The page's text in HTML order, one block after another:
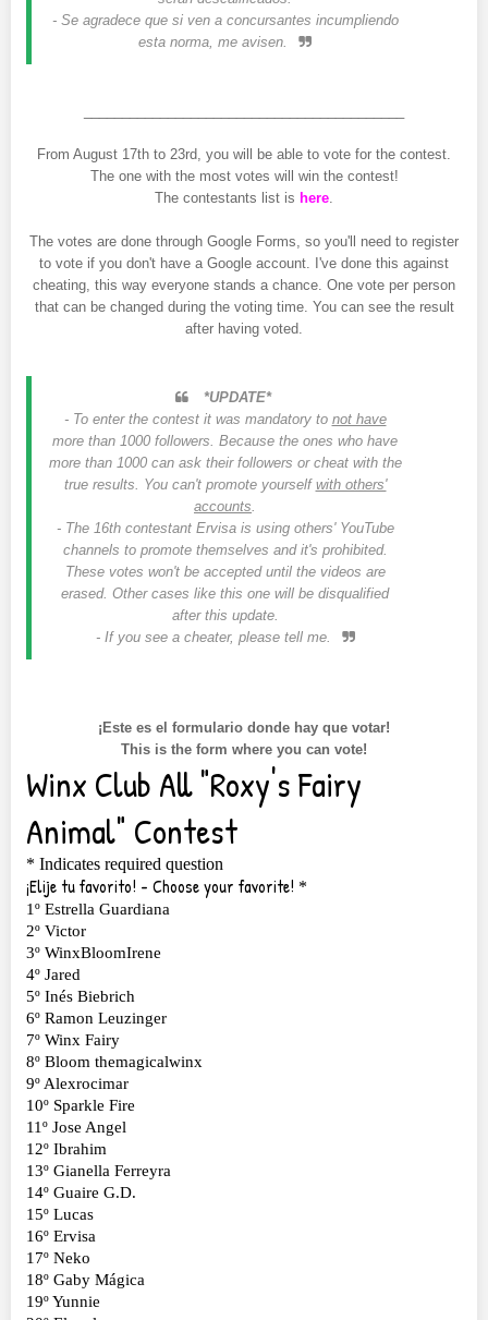
- Se agradece que si ven a concursantes incumpliendo
esta norma, me avisen.
From August 17th to 23rd, you will be able to vote for the contest.
The one with the most votes will win the contest!
The contestants list is here.
The votes are done through Google Forms, so you'll need to register
to vote if you don't have a Google account. I've done this against
cheating, this way everyone stands a chance. One vote per person
that can be changed during the voting time. You can see the result
after having voted.
*UPDATE*
- To enter the contest it was mandatory to not have
more than 1000 followers. Because the ones who have
more than 1000 can ask their followers or cheat with the
true results. You can't promote yourself with others'
accounts.
- The 16th contestant Ervisa is using others' YouTube
channels to promote themselves and it's prohibited.
These votes won't be accepted until the videos are
erased. Other cases like this one will be disqualified
after this update.
- If you see a cheater, please tell me.
¡Este es el formulario donde hay que votar!
This is the form where you can vote!